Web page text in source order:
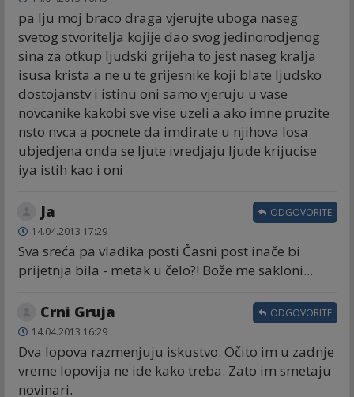
pa lju moj braco draga vjerujte uboga naseg
svetog stvoritelja kojije dao svog jedinorodjenog
sina za otkup ljudski grijeha to jest naseg kralja
isusa krista a ne u te grijesnike koji blate ljudsko
dostojanstv i istinu oni samo vjeruju u vase
novcanike kakobi sve vise uzeli a ako imne pruzite
nsto nvca a pocnete da imdirate u njihova losa
ubjedjena onda se ljute ivredjaju ljude krijucise
iya istih kao i oni
Ja
14.04.2013 17:29
Sva sreća pa vladika posti Časni post inače bi
prijetnja bila - metak u čelo?! Bože me sakloni...
ODGOVORITE
Crni Gruja
14.04.2013 16:29
Dva lopova razmenjuju iskustvo. Očito im u zadnje
vreme lopovija ne ide kako treba. Zato im smetaju
novinari.
ODGOVORITE